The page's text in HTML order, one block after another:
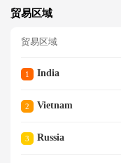
贸易区域
贸易区域
1 India
2 Vietnam
3 Russia